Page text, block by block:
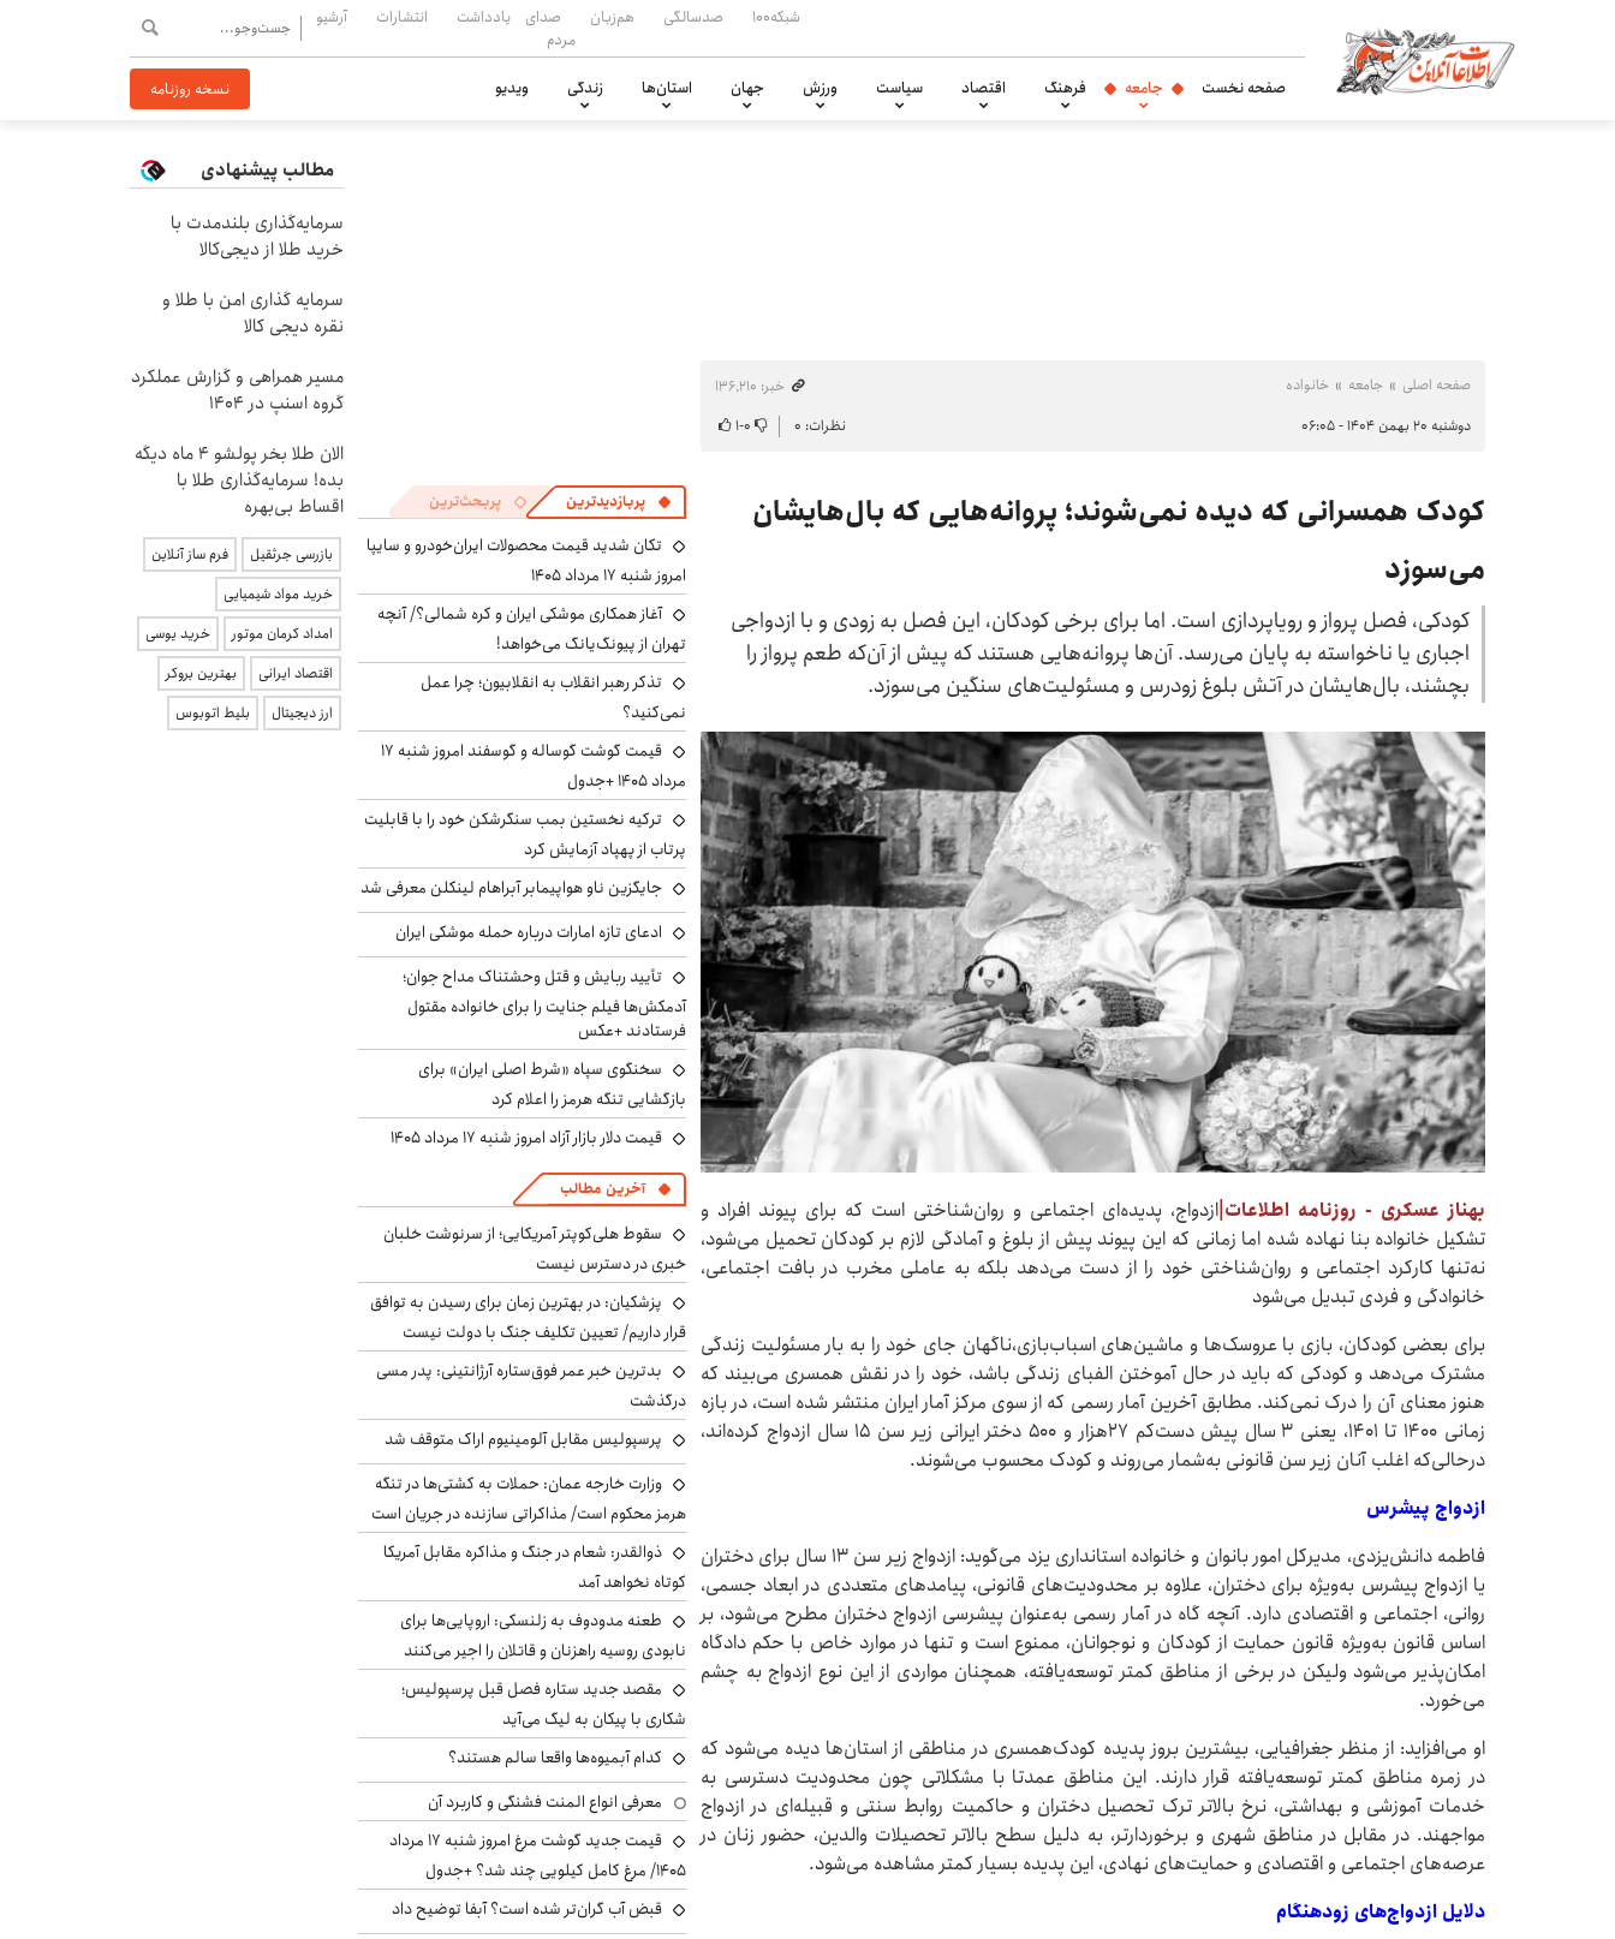
شبکه۱۰۰ صدسالگی هم‌زبان
صدای
مردم
یادداشت انتشارات آرشیو
صفحه نخست جامعه فرهنگ اقتصاد سیاست ورزش جهان استان‌ها زندگی ویدیو نسخه روزنامه
صفحه اصلی جامعه خانواده
خبر: ۱۳۶٬۲۱۰
دوشنبه ۲۰ بهمن ۱۴۰۴ - ۰۶:۰۵
نظرات: ۰ ۰-۱
کودک همسرانی که دیده نمی‌شوند؛ پروانه‌هایی که بال‌هایشان
می‌سوزد
کودکی، فصل پرواز و رویاپردازی است. اما برای برخی کودکان، این فصل به زودی و با ازدواجی
اجباری یا ناخواسته به پایان می‌رسد. آن‌ها پروانه‌هایی هستند که پیش از آن‌که طعم پرواز را
بچشند، بال‌هایشان در آتش بلوغ زودرس و مسئولیت‌های سنگین می‌سوزد.
بهناز عسکری - روزنامه اطلاعات| ازدواج، پدیده‌ای اجتماعی و روان‌شناختی است که برای پیوند افراد و
تشکیل خانواده بنا نهاده شده اما زمانی که این پیوند پیش از بلوغ و آمادگی لازم بر کودکان تحمیل می‌شود،
نه‌تنها کارکرد اجتماعی و روان‌شناختی خود را از دست می‌دهد بلکه به عاملی مخرب در بافت اجتماعی،
خانوادگی و فردی تبدیل می‌شود
برای بعضی کودکان، بازی با عروسک‌ها و ماشین‌های اسباب‌بازی،ناگهان جای خود را به بار مسئولیت زندگی
مشترک می‌دهد و کودکی که باید در حال آموختن الفبای زندگی باشد، خود را در نقش همسری می‌بیند که
هنوز معنای آن را درک نمی‌کند. مطابق آخرین آمار رسمی که از سوی مرکز آمار ایران منتشر شده است، در بازه
زمانی ۱۴۰۰ تا ۱۴۰۱، یعنی ۳ سال پیش دست‌کم ۲۷هزار و ۵۰۰ دختر ایرانی زیر سن ۱۵ سال ازدواج کرده‌اند،
درحالی‌که اغلب آنان زیر سن قانونی به‌شمار می‌روند و کودک محسوب می‌شوند.
ازدواج پیشرس
فاطمه دانش‌یزدی، مدیرکل امور بانوان و خانواده استانداری یزد می‌گوید: ازدواج زیر سن ۱۳ سال برای دختران
یا ازدواج پیشرس به‌ویژه برای دختران، علاوه بر محدودیت‌های قانونی، پیامدهای متعددی در ابعاد جسمی،
روانی، اجتماعی و اقتصادی دارد. آنچه گاه در آمار رسمی به‌عنوان پیشرسی ازدواج دختران مطرح می‌شود، بر
اساس قانون به‌ویژه قانون حمایت از کودکان و نوجوانان، ممنوع است و تنها در موارد خاص با حکم دادگاه
امکان‌پذیر می‌شود ولیکن در برخی از مناطق کمتر توسعه‌یافته، همچنان مواردی از این نوع ازدواج به چشم
می‌خورد.
او می‌افزاید: از منظر جغرافیایی، بیشترین بروز پدیده کودک‌همسری در مناطقی از استان‌ها دیده می‌شود که
در زمره مناطق کمتر توسعه‌یافته قرار دارند. این مناطق عمدتا با مشکلاتی چون محدودیت دسترسی به
خدمات آموزشی و بهداشتی، نرخ بالاتر ترک تحصیل دختران و حاکمیت روابط سنتی و قبیله‌ای در ازدواج
مواجهند. در مقابل در مناطق شهری و برخوردارتر، به دلیل سطح بالاتر تحصیلات والدین، حضور زنان در
عرصه‌های اجتماعی و اقتصادی و حمایت‌های نهادی، این پدیده بسیار کمتر مشاهده می‌شود.
دلایل ازدواج‌های زودهنگام
پربازدیدترین پربحث‌ترین
تکان شدید قیمت محصولات ایران‌خودرو و سایپا
امروز شنبه ۱۷ مرداد ۱۴۰۵
آغاز همکاری موشکی ایران و کره شمالی؟/ آنچه
تهران از پیونگ‌یانگ می‌خواهد!
تذکر رهبر انقلاب به انقلابیون؛ چرا عمل
نمی‌کنید؟
قیمت گوشت گوساله و گوسفند امروز شنبه ۱۷
مرداد ۱۴۰۵ +جدول
ترکیه نخستین بمب سنگرشکن خود را با قابلیت
پرتاب از پهپاد آزمایش کرد
جایگزین ناو هواپیمابر آبراهام لینکلن معرفی شد
ادعای تازه امارات درباره حمله موشکی ایران
تأیید ربایش و قتل وحشتناک مداح جوان؛
آدمکش‌ها فیلم جنایت را برای خانواده مقتول
فرستادند +عکس
سخنگوی سپاه «شرط اصلی ایران» برای
بازگشایی تنگه هرمز را اعلام کرد
قیمت دلار بازار آزاد امروز شنبه ۱۷ مرداد ۱۴۰۵
آخرین مطالب
سقوط هلی‌کوپتر آمریکایی؛ از سرنوشت خلبان
خبری در دسترس نیست
پزشکیان‌: در بهترین زمان برای رسیدن به توافق
قرار داریم/ تعیین تکلیف جنگ با دولت نیست
بدترین خبر عمر فوق‌ستاره آرژانتینی: پدر مسی
درگذشت
پرسپولیس مقابل آلومینیوم اراک متوقف شد
وزارت خارجه عمان: حملات به کشتی‌ها در تنگه
هرمز محکوم است/ مذاکراتی سازنده در جریان است
ذوالقدر: شعام در جنگ و مذاکره مقابل آمریکا
کوتاه نخواهد آمد
طعنه مدودوف به زلنسکی: اروپایی‌ها برای
نابودی روسیه راهزنان و قاتلان را اجیر می‌کنند
مقصد جدید ستاره فصل قبل پرسپولیس؛
شکاری با پیکان به لیگ می‌آید
کدام آبمیوه‌ها واقعا سالم هستند؟
معرفی انواع المنت فشنگی و کاربرد آن
قیمت جدید گوشت مرغ امروز شنبه ۱۷ مرداد
۱۴۰۵/ مرغ کامل کیلویی چند شد؟ +جدول
قبض آب گران‌تر شده است؟ آبفا توضیح داد
مطالب پیشنهادی
سرمایه‌گذاری بلندمدت با
خرید طلا از دیجی‌کالا
سرمایه گذاری امن با طلا و
نقره دیجی کالا
مسیر همراهی و گزارش عملکرد
گروه اسنپ در ۱۴۰۴
الان طلا بخر پولشو 4 ماه دیگه
بده! سرمایه‌گذاری طلا با
اقساط بی‌بهره
بازرسی جرثقیل
فرم ساز آنلاین
خرید مواد شیمیایی
امداد کرمان موتور
خرید یوسی
اقتصاد ایرانی
بهترین بروکر
ارز دیجیتال
بلیط اتوبوس